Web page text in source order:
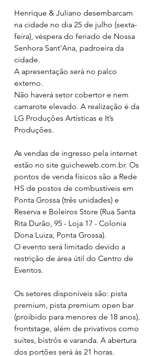
Henrique & Juliano desembarcam
na cidade no dia 25 de julho (sexta-
feira), véspera do feriado de Nossa
Senhora Sant'Ana, padroeira da
cidade.
A apresentação será no palco
externo.
Não haverá setor cobertor e nem
camarote elevado. A realização é da
LG Produções Artísticas e It’s
Produções.
As vendas de ingresso pela internet
estão no site guicheweb.com.br. Os
pontos de venda físicos são a Rede
HS de postos de combustíveis em
Ponta Grossa (três unidades) e
Reserva e Boleiros Store (Rua Santa
Rita Durão, 95 - Loja 17 - Colonia
Dona Luiza, Ponta Grossa).
O evento será limitado devido a
restrição de área útil do Centro de
Eventos.
Os setores disponíveis são: pista
premium, pista premium open bar
(proibido para menores de 18 anos),
frontstage, além de privativos como
suítes, bistrôs e varanda. A abertura
dos portões será às 21 horas.